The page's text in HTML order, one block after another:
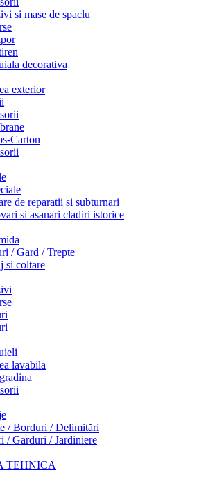
si mase de spaclu
decorativa
exterior
Carton
de reparatii si subturnari
si asanari cladiri istorice
/ Gard / Trepte
si coltare
lavabila
/ Borduri / Delimitări
/ Garduri / Jardiniere
TEHNICA